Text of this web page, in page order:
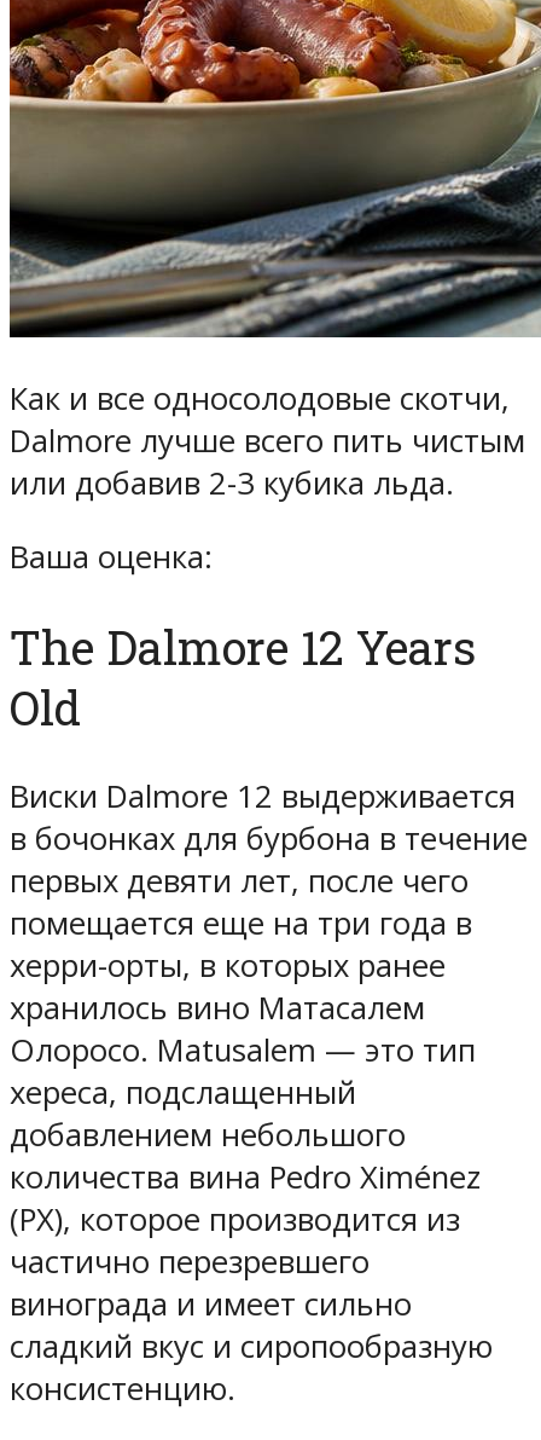
Как и все односолодовые скотчи,
Dalmore лучше всего пить чистым
или добавив 2-3 кубика льда.
Ваша оценка:
The Dalmore 12 Years
Old
Виски Dalmore 12 выдерживается
в бочонках для бурбона в течение
первых девяти лет, после чего
помещается еще на три года в
херри-орты, в которых ранее
хранилось вино Матасалем
Олоросо. Matusalem — это тип
хереса, подслащенный
добавлением небольшого
количества вина Pedro Ximénez
(PX), которое производится из
частично перезревшего
винограда и имеет сильно
сладкий вкус и сиропообразную
консистенцию.